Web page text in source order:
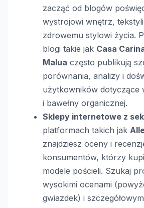
zacząć od blogów
wystrojowi wnętrz,
zdrowemu stylowi życia.
blogi takie jak Casa
Malua często publikują
porównania, analizy i
użytkowników dotyczące
i bawełny organicznej.
Sklepy internetowe z
platformach takich jak
znajdziesz oceny i
konsumentów, którzy
modele pościeli. Szukaj
wysokimi ocenami
gwiazdek) i